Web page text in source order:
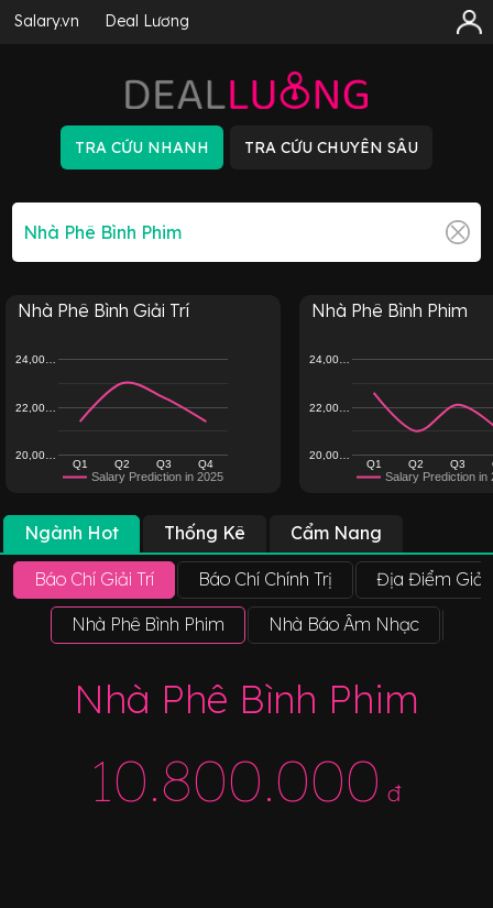
Salary.vn Deal Lương
Nhà Phê Bình Giải Trí
Salary Prediction in 2025
Q1 Q2 Q3 Q4
20,00…
22,00…
24,00…
Nhà Phê Bình Phim
Salary Prediction in
Q1 Q2 Q3
20,00…
22,00…
24,00…
Ngành Hot Thống Kê Cẩm Nang
Báo Chí Giải Trí Báo Chí Chính Trị Địa Điểm Giải
Nhà Phê Bình Phim Nhà Báo Âm Nhạc
Nhà Phê Bình Phim
10.800.000 đ